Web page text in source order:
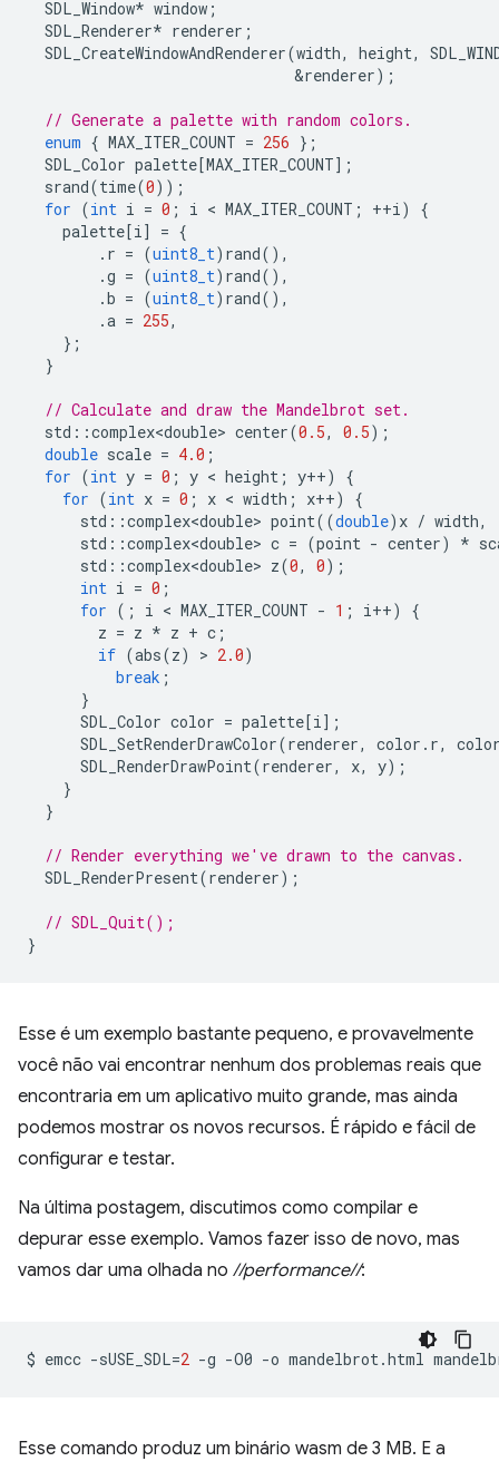
SDL_Window* window ;
SDL_Renderer* renderer ;
SDL_CreateWindowAndRenderer(width, height,
&renderer);
// Generate a palette with random colors.
enum { MAX_ITER_COUNT = 256 };
SDL_Color palette[MAX_ITER_COUNT];
srand(time(0));
for (int i = 0 ; i < MAX_ITER_COUNT ; ++i)
{
palette[i] = {
. r = (uint8_t) rand(),
.g = (uint8_t) rand(),
.b = (uint8_t) rand(),
.a = 255,
};
}
// Calculate and draw the Mandelbrot set.
std ::complex<double> center(0.5, 0.5);
double scale = 4.0 ;
for (int y = 0 ; y < height ; y++)
{
for (int x = 0 ; x < width ; x++)
{
std ::complex<double> point((double) x / width,
std ::complex<double> c = (point - center) *
std ::complex<double> z(0, 0);
int i = 0 ;
for (; i < MAX_ITER_COUNT - 1 ; i++)
{
z = z * z + c ;
if (abs(z) > 2.0)
break ;
}
SDL_Color color = palette[i];
SDL_SetRenderDrawColor(renderer, color . r,
SDL_RenderDrawPoint(renderer, x, y);
}
}
// Render everything we've drawn to the canvas.
SDL_RenderPresent(renderer);
// SDL_Quit();
}
Esse é um exemplo bastante pequeno, e provavelmente
você não vai encontrar nenhum dos problemas reais que
encontraria em um aplicativo muito grande, mas ainda
podemos mostrar os novos recursos. É rápido e fácil de
configurar e testar.
Na última postagem, discutimos como compilar e
depurar esse exemplo. Vamos fazer isso de novo, mas
vamos dar uma olhada no //performance//:
$ emcc -sUSE_SDL=2 -g -O0 -o mandelbrot.html
Esse comando produz um binário wasm de 3 MB. E a